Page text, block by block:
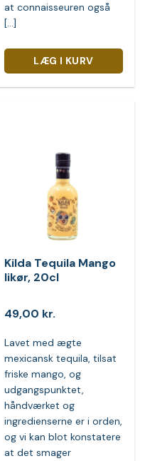
at connaisseuren også
[...]
LÆG I KURV
Kilda Tequila Mango
likør, 20cl
49,00 kr.
Lavet med ægte
mexicansk tequila, tilsat
friske mango, og
udgangspunktet,
håndværket og
ingredienserne er i orden,
og vi kan blot konstatere
at det smager